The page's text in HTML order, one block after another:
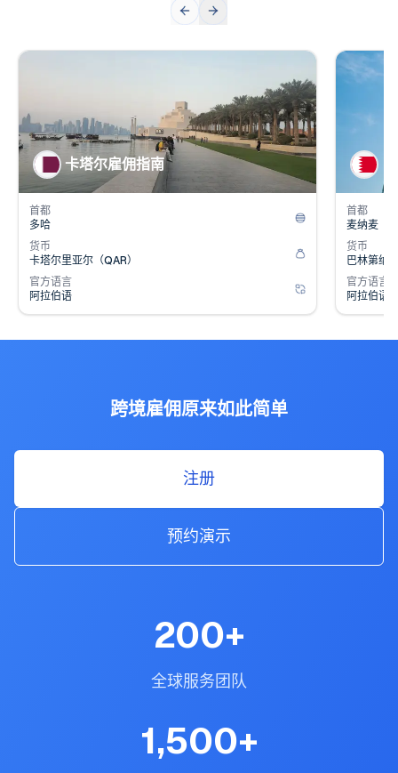
💰雇主成本 14%
卡塔尔雇佣指南
首都
多哈
货币
卡塔尔里亚尔（QAR）
官方语言
阿拉伯语
首都
麦纳麦
货币
巴林第纳
官方语言
阿拉伯语
跨境雇佣原来如此简单
注册
预约演示
200+
全球服务团队
1,500+